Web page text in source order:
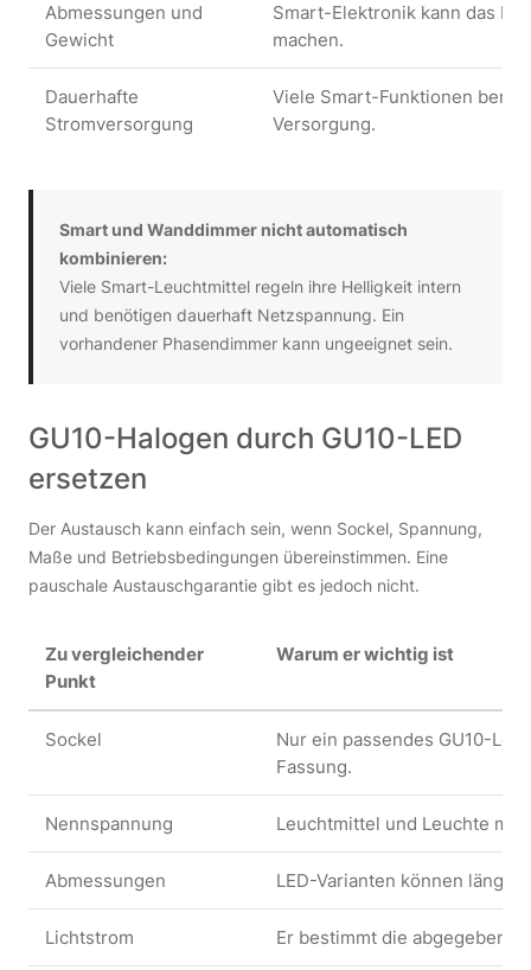
Abmessungen und
Gewicht
Smart-Elektronik kann das
machen.
Dauerhafte
Stromversorgung
Viele Smart-Funktionen
Versorgung.
Smart und Wanddimmer nicht automatisch
kombinieren:
Viele Smart-Leuchtmittel regeln ihre Helligkeit intern
und benötigen dauerhaft Netzspannung. Ein
vorhandener Phasendimmer kann ungeeignet sein.
GU10-Halogen durch GU10-LED
ersetzen
Der Austausch kann einfach sein, wenn Sockel, Spannung,
Maße und Betriebsbedingungen übereinstimmen. Eine
pauschale Austauschgarantie gibt es jedoch nicht.
Zu vergleichender
Punkt
Warum er wichtig ist
Sockel
Nur ein passendes GU10-
Fassung.
Nennspannung Leuchtmittel und Leuchte
Abmessungen LED-Varianten können
Lichtstrom Er bestimmt die abgegebene